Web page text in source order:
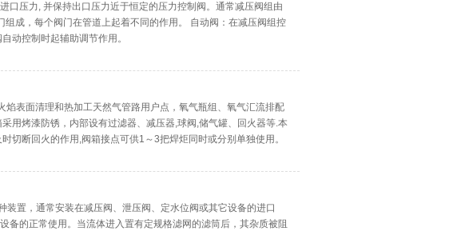
口压力, 并保持出口压力近于恒定的压力控制阀。通常减压阀组由
成，每个阀门在管道上起着不同的作用。 自动阀：在减压阀组控
动控制时起辅助调节作用。
焰表面清理和热加工天然气管路用户点，氧气瓶组、氧气汇流排配
用烤漆防锈，内部设有过滤器、减压器,球阀,储气罐、回火器等.本
切断回火的作用,阀箱接点可供1～3把焊炬同时或分别单独使用。
部所有管路均采用不锈钢（0Cr18Ni9）
装置，通常安装在减压阀、泄压阀、定水位阀或其它设备的进口
备的正常使用。当流体进入置有定规格滤网的滤筒后，其杂质被阻